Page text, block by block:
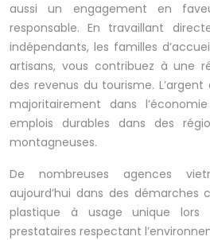
aussi un engagement en
responsable. En travaillant
indépendants, les familles
artisans, vous contribuez à une
des revenus du tourisme.
majoritairement dans
emplois durables dans des
montagneuses.
De nombreuses agences
aujourd’hui dans des
plastique à usage unique lors
prestataires respectant